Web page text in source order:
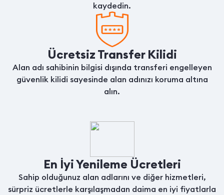
kaydedin.
Ücretsiz Transfer Kilidi
Alan adı sahibinin bilgisi dışında transferi engelleyen
güvenlik kilidi sayesinde alan adınızı koruma altına
alın.
En İyi Yenileme Ücretleri
Sahip olduğunuz alan adlarını ve diğer hizmetleri,
sürpriz ücretlerle karşılaşmadan daima en iyi fiyatlarla